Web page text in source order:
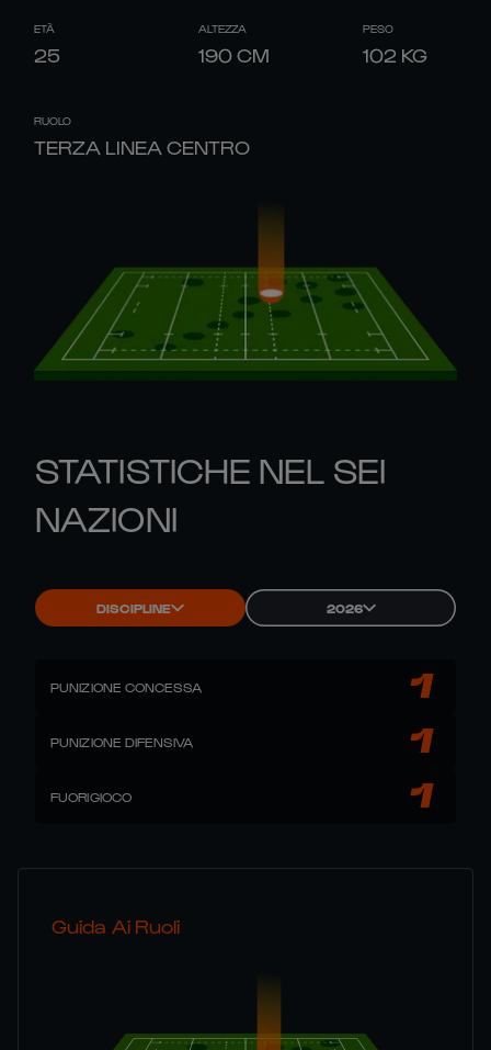
ETÀ
25
ALTEZZA
190CM
PESO
102 KG
RUOLO
TERZA LINEA CENTRO
STATISTICHE NEL SEI
NAZIONI
DISCIPLINE 2026
PUNIZIONE CONCESSA 1
PUNIZIONE DIFENSIVA 1
FUORIGIOCO 1
Guida Ai Ruoli